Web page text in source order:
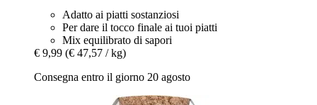
Adatto ai piatti sostanziosi
Per dare il tocco finale ai tuoi piatti
Mix equilibrato di sapori
€ 9,99 (€ 47,57 / kg)
Consegna entro il giorno 20 agosto